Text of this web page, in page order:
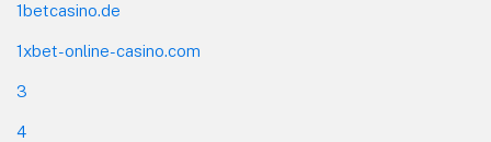
1betcasino.de
1xbet-online-casino.com
3
4